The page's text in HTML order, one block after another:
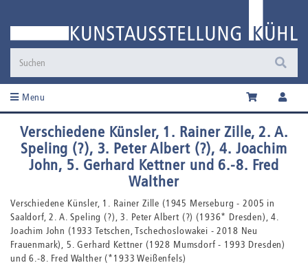
Menu
Verschiedene Künsler, 1. Rainer Zille, 2. A.
Speling (?), 3. Peter Albert (?), 4. Joachim
John, 5. Gerhard Kettner und 6.-8. Fred
Walther
Verschiedene Künsler, 1. Rainer Zille (1945 Merseburg - 2005 in
Saaldorf, 2. A. Speling (?), 3. Peter Albert (?) (1936* Dresden), 4.
Joachim John (1933 Tetschen, Tschechoslowakei - 2018 Neu
Frauenmark), 5. Gerhard Kettner (1928 Mumsdorf - 1993 Dresden)
und 6.-8. Fred Walther (*1933 Weißenfels)